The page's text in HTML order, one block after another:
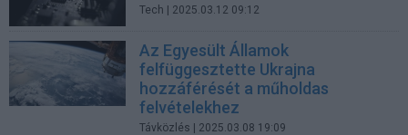
Tech | 2025.03.12 09:12
Az Egyesült Államok
felfüggesztette Ukrajna
hozzáférését a műholdas
felvételekhez
Távközlés | 2025.03.08 19:09